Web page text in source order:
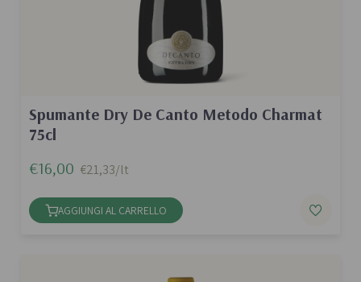
Spumante Dry De Canto Metodo Charmat
75cl
€16,00 €21,33/lt
AGGIUNGI AL CARRELLO